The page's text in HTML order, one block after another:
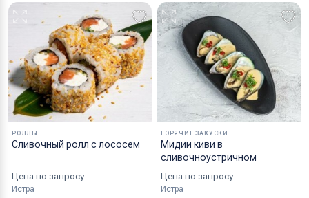
РОЛЛЫ
Сливочный ролл с лососем
Цена по запросу
Истра
ГОРЯЧИЕ ЗАКУСКИ
Мидии киви в
сливочноустричном
Цена по запросу
Истра